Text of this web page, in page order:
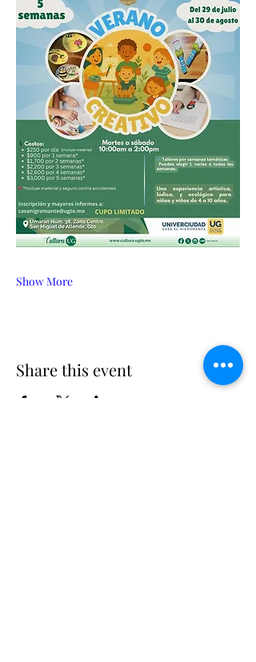
Show More
Share this event